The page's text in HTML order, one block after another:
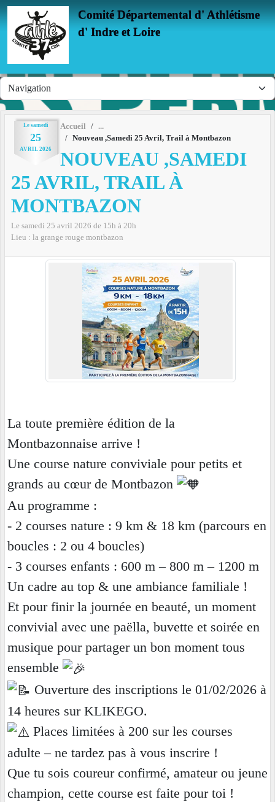
Comité Départemental d' Athlétisme
d' Indre et Loire
Le samedi
25
AVRIL 2026
Accueil
Nouveau ,Samedi 25 Avril, Trail à Montbazon
NOUVEAU ,SAMEDI
25 AVRIL, TRAIL À
MONTBAZON
Le samedi 25 avril 2026 de 15h à 20h
Lieu : la grange rouge montbazon
La toute première édition de la
Montbazonnaise arrive !
Une course nature conviviale pour petits et
grands au cœur de Montbazon
Au programme :
- 2 courses nature : 9 km & 18 km (parcours en
boucles : 2 ou 4 boucles)
- 3 courses enfants : 600 m – 800 m – 1200 m
Un cadre au top & une ambiance familiale !
Et pour finir la journée en beauté, un moment
convivial avec une paëlla, buvette et soirée en
musique pour partager un bon moment tous
ensemble
Ouverture des inscriptions le 01/02/2026 à
14 heures sur KLIKEGO.
Places limitées à 200 sur les courses
adulte – ne tardez pas à vous inscrire !
Que tu sois coureur confirmé, amateur ou jeune
champion, cette course est faite pour toi !
Panneau de gestion des cookies